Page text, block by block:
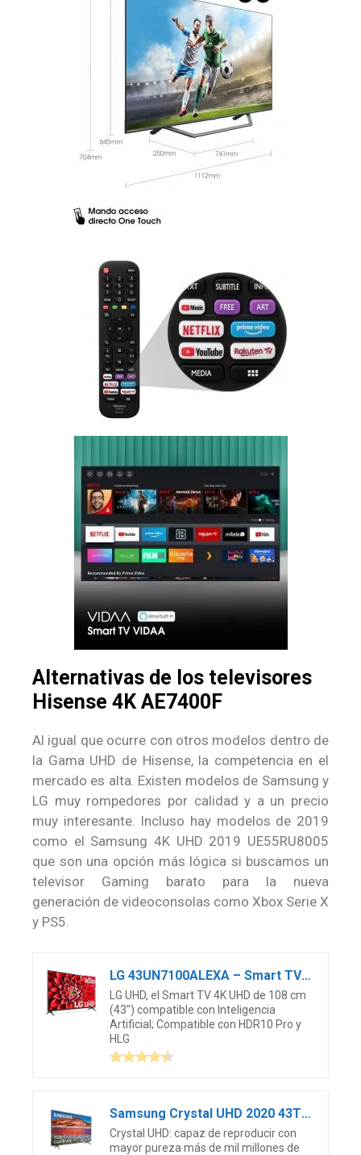
Alternativas de los televisores
Hisense 4K AE7400F
Al igual que ocurre con otros modelos dentro de
la Gama UHD de Hisense, la competencia en el
mercado es alta. Existen modelos de Samsung y
LG muy rompedores por calidad y a un precio
muy interesante. Incluso hay modelos de 2019
como el Samsung 4K UHD 2019 UE55RU8005
que son una opción más lógica si buscamos un
televisor Gaming barato para la nueva
generación de videoconsolas como Xbox Serie X
y PS5.
LG 43UN7100ALEXA – Smart TV 4K UHD 108 cm (43″) con Inteligencia Artificial, HDR10 Pro, HLG, Sonido Ultra Surround, 3xHDMI 2.0, 2xUSB 2.0, Bluetooth 5.0, WiFi [A]
LG UHD, el Smart TV 4K UHD de 108 cm
(43″) compatible con Inteligencia
Artificial; Compatible con HDR10 Pro y
HLG
Samsung Crystal UHD 2020 43TU7005- Smart TV de 43″, Resolución 4K, HDR 10+, Crystal Display, Procesador 4K, Función One Remote Control y Compatible con Asistente de Voz, Compatible con Alexa
Crystal UHD: capaz de reproducir con
mayor pureza más de mil millones de